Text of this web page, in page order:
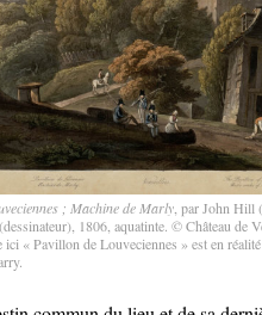
; Machine de Marly, par John Hill
1806, aquatinte. © Château de
ici « Pavillon de Louveciennes » est en